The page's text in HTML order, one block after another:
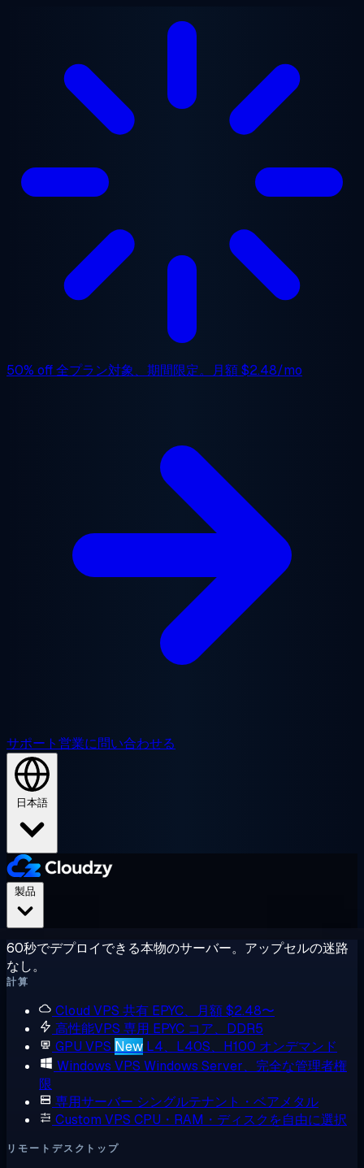
50% off全プラン対象、期間限定。月額$2.48/mo
サポート営業に問い合わせる
日本語
60秒でデプロイできる本物のサーバー。アップセルの迷路
なし。
計算
Cloud VPS 共有 EPYC、月額 $2.48〜
高性能VPS 専用 EPYC コア、DDR5
GPU VPS New L4、L40S、H100 オンデマンド
Windows VPS Windows Server、完全な管理者権
限
専用サーバー シングルテナント・ベアメタル
Custom VPS CPU・RAM・ディスクを自由に選択
リモートデスクトップ